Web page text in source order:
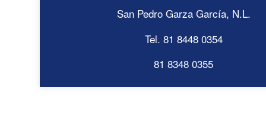
San Pedro Garza García, N.L.
Tel. 81 8448 0354
81 8348 0355